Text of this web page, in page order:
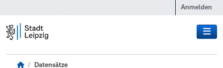
Anmelden
Datensätze